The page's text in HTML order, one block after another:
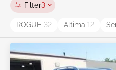
Filter3
ROGUE 32 Altima 12